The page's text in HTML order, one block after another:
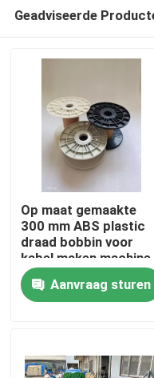
Producten
Geadviseerde
Op maat gemaakte
300 mm ABS plastic
draad bobbin voor
kabel maken machine
Aanvraag sturen